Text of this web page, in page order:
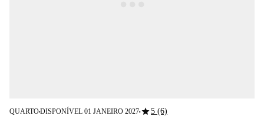
QUARTO■DISPONÍVEL 01 JANEIRO 2027■star5 (6)